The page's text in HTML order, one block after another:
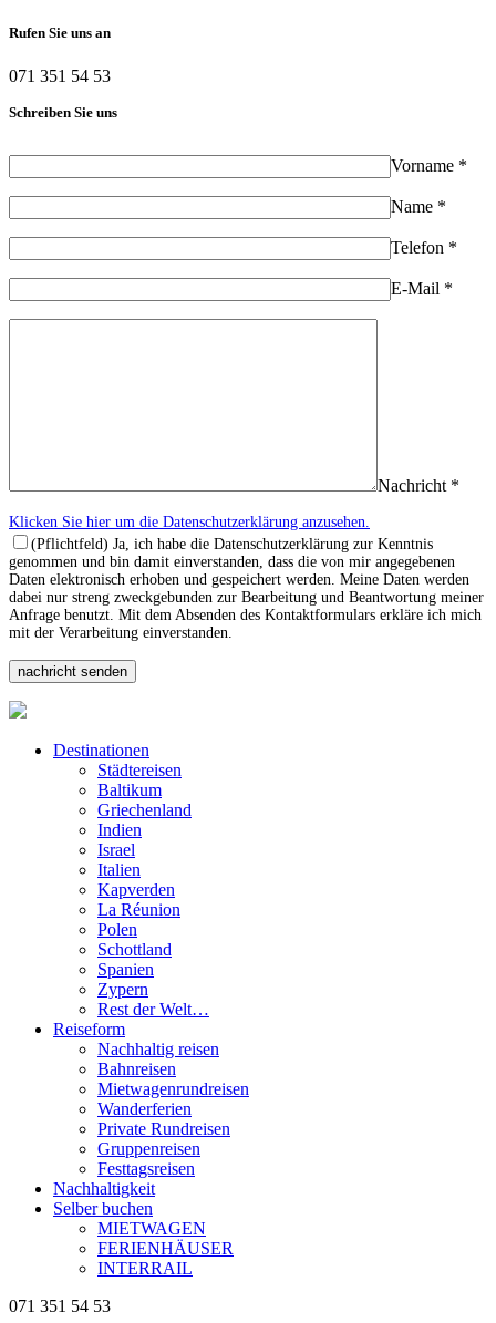
Rufen Sie uns an
071 351 54 53
Schreiben Sie uns
Vorname *
Name *
Telefon *
E-Mail *
Nachricht *
Klicken Sie hier um die Datenschutzerklärung anzusehen.
(Pflichtfeld) Ja, ich habe die Datenschutzerklärung zur Kenntnis
genommen und bin damit einverstanden, dass die von mir angegebenen
Daten elektronisch erhoben und gespeichert werden. Meine Daten werden
dabei nur streng zweckgebunden zur Bearbeitung und Beantwortung meiner
Anfrage benutzt. Mit dem Absenden des Kontaktformulars erkläre ich mich
mit der Verarbeitung einverstanden.
Destinationen
Städtereisen
Baltikum
Griechenland
Indien
Israel
Italien
Kapverden
La Réunion
Polen
Schottland
Spanien
Zypern
Rest der Welt…
Reiseform
Nachhaltig reisen
Bahnreisen
Mietwagenrundreisen
Wanderferien
Private Rundreisen
Gruppenreisen
Festtagsreisen
Nachhaltigkeit
Selber buchen
MIETWAGEN
FERIENHÄUSER
INTERRAIL
071 351 54 53